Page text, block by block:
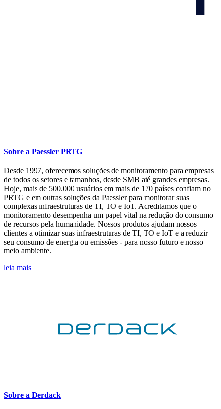
Sobre a Paessler PRTG
Desde 1997, oferecemos soluções de monitoramento para empresas
de todos os setores e tamanhos, desde SMB até grandes empresas.
Hoje, mais de 500.000 usuários em mais de 170 países confiam no
PRTG e em outras soluções da Paessler para monitorar suas
complexas infraestruturas de TI, TO e IoT. Acreditamos que o
monitoramento desempenha um papel vital na redução do consumo
de recursos pela humanidade. Nossos produtos ajudam nossos
clientes a otimizar suas infraestruturas de TI, TO e IoT e a reduzir
seu consumo de energia ou emissões - para nosso futuro e nosso
meio ambiente.
leia mais
Sobre a Derdack